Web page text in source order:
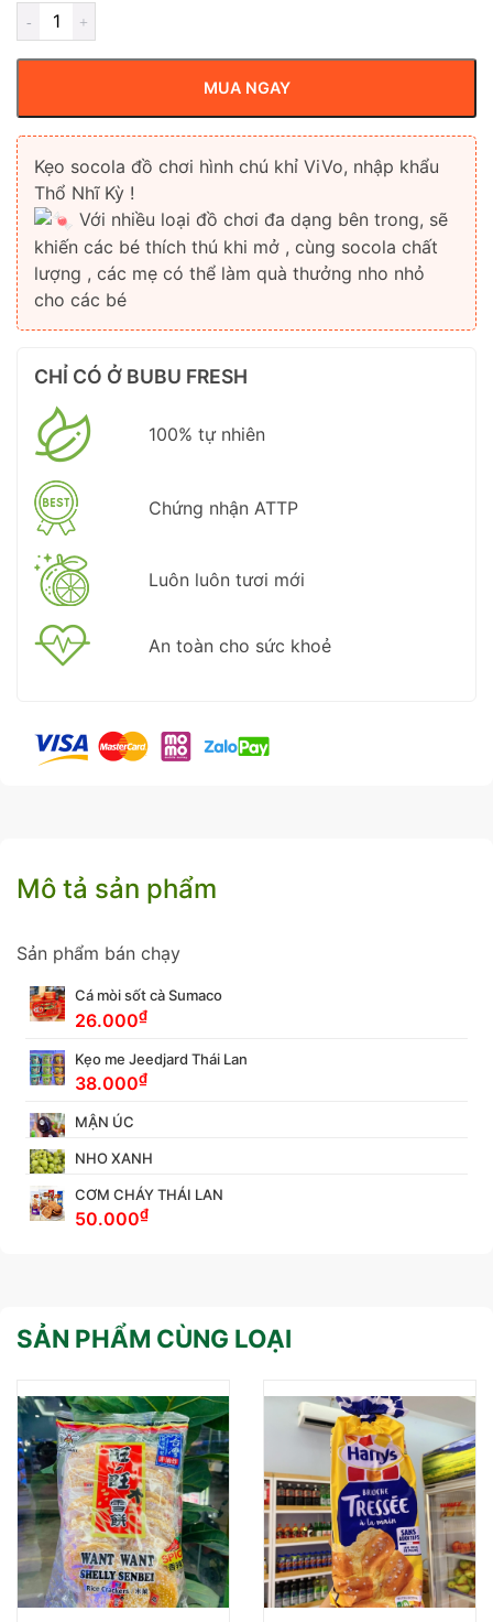
MUA NGAY
Kẹo socola đồ chơi hình chú khỉ ViVo, nhập khẩu
Thổ Nhĩ Kỳ !
Với nhiều loại đồ chơi đa dạng bên trong, sẽ
khiến các bé thích thú khi mở , cùng socola chất
lượng , các mẹ có thể làm quà thưởng nho nhỏ
cho các bé
CHỈ CÓ Ở BUBU FRESH
100% tự nhiên
Chứng nhận ATTP
Luôn luôn tươi mới
An toàn cho sức khoẻ
Mô tả sản phẩm
Sản phẩm bán chạy
Cá mòi sốt cà Sumaco
26.000₫
Kẹo me Jeedjard Thái Lan
38.000₫
MẬN ÚC
NHO XANH
CƠM CHÁY THÁI LAN
50.000₫
SẢN PHẨM CÙNG LOẠI